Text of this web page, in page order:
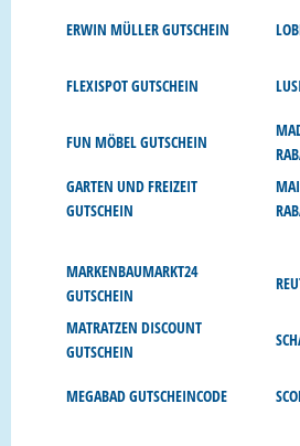
ERWIN MÜLLER GUTSCHEIN
FLEXISPOT GUTSCHEIN
FUN MÖBEL GUTSCHEIN
GARTEN UND FREIZEIT
GUTSCHEIN
MARKENBAUMARKT24
GUTSCHEIN
MATRATZEN DISCOUNT
GUTSCHEIN
MEGABAD GUTSCHEINCODE